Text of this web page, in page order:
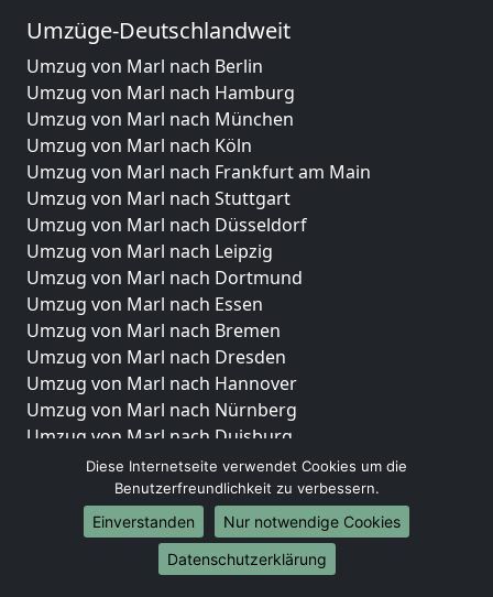
Umzüge-Deutschlandweit
Umzug von Marl nach Berlin
Umzug von Marl nach Hamburg
Umzug von Marl nach München
Umzug von Marl nach Köln
Umzug von Marl nach Frankfurt am Main
Umzug von Marl nach Stuttgart
Umzug von Marl nach Düsseldorf
Umzug von Marl nach Leipzig
Umzug von Marl nach Dortmund
Umzug von Marl nach Essen
Umzug von Marl nach Bremen
Umzug von Marl nach Dresden
Umzug von Marl nach Hannover
Umzug von Marl nach Nürnberg
Umzug von Marl nach Duisburg
Umzug von Marl nach Bochum
Umzug von Marl nach Wuppertal
Umzug von Marl nach Bielefeld
Umzug von Marl nach Bonn
Umzug von Marl nach Münster
Diese Internetseite verwendet Cookies um die
Benutzerfreundlichkeit zu verbessern.
Einverstanden
Nur notwendige Cookies
Datenschutzerklärung